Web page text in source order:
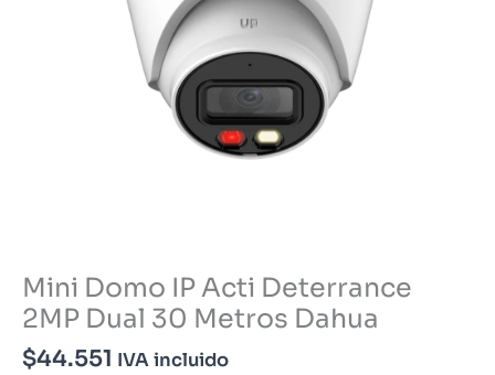
Mini Domo IP Acti Deterrance
2MP Dual 30 Metros Dahua
$44.551 IVA incluido